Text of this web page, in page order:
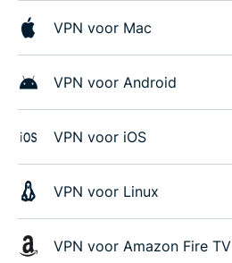
VPN voor Mac
VPN voor Android
VPN voor iOS
VPN voor Linux
VPN voor Amazon Fire TV